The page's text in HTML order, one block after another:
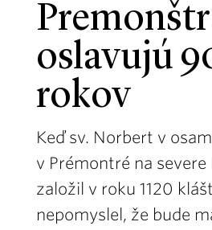
oslavujú
rokov
Keď sv. Norbert v
v Prémontré na severe
založil v roku 1120
nepomyslel, že bude